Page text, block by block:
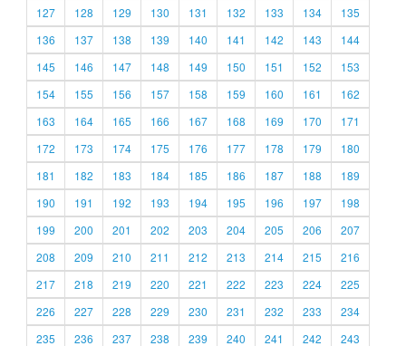
127
128 129 130 131 132 133 134
135
136
137 138 139 140 141 142 143
144
145
146 147 148 149 150 151 152
153
154
155 156 157 158 159 160 161
162
163
164 165 166 167 168 169 170
171
172
173 174 175 176 177 178 179
180
181
182 183 184 185 186 187 188
189
190
191 192 193 194 195 196 197
198
199
200 201 202 203 204 205 206
207
208
209 210 211 212 213 214 215
216
217
218 219 220 221 222 223 224
225
226
227 228 229 230 231 232 233
234
235
236 237 238 239 240 241 242 243